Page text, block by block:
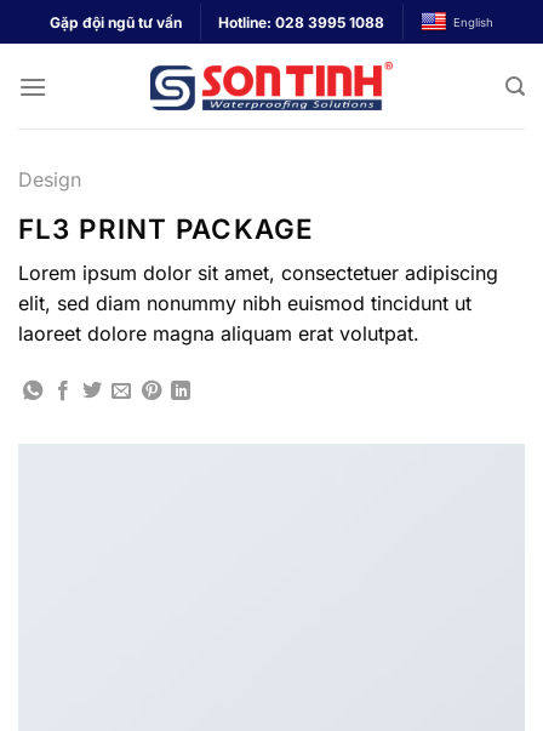
qua
nội
Gặp đội ngũ tư vấn Hotline: 028 3995 1088 English
Design
FL3 PRINT PACKAGE
Lorem ipsum dolor sit amet, consectetuer adipiscing
elit, sed diam nonummy nibh euismod tincidunt ut
laoreet dolore magna aliquam erat volutpat.